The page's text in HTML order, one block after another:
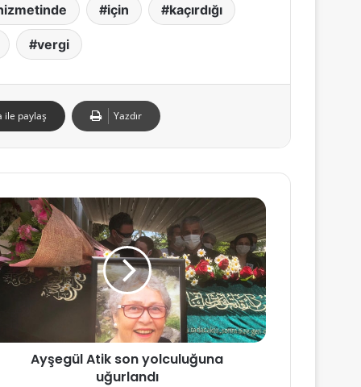
için kaçırdığı
vergi
ile paylaş Yazdır
Ayşegül Atik son yolculuğuna
uğurlandı